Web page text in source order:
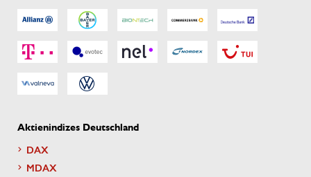
Aktienindizes Deutschland
DAX
MDAX